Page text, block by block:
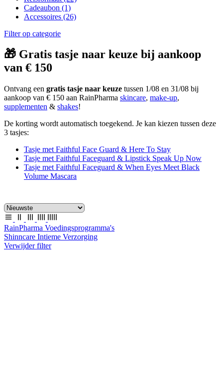
Cadeaubon (1)
Accessoires (26)
Filter op categorie
🎁 Gratis tasje naar keuze bij aankoop
van € 150
Ontvang een gratis tasje naar keuze tussen 1/08 en 31/08 bij
aankoop van € 150 aan RainPharma skincare, make-up,
supplementen & shakes!
De korting wordt automatisch toegekend. Je kan kiezen tussen deze
3 tasjes:
Tasje met Faithful Face Guard & Here To Stay
Tasje met Faithful Faceguard & Lipstick Speak Up Now
Tasje met Faithful Faceguard & When Eyes Meet Black
Volume Mascara
RainPharma Voedingsprogramma's
Shinncare Intieme Verzorging
Verwijder filter